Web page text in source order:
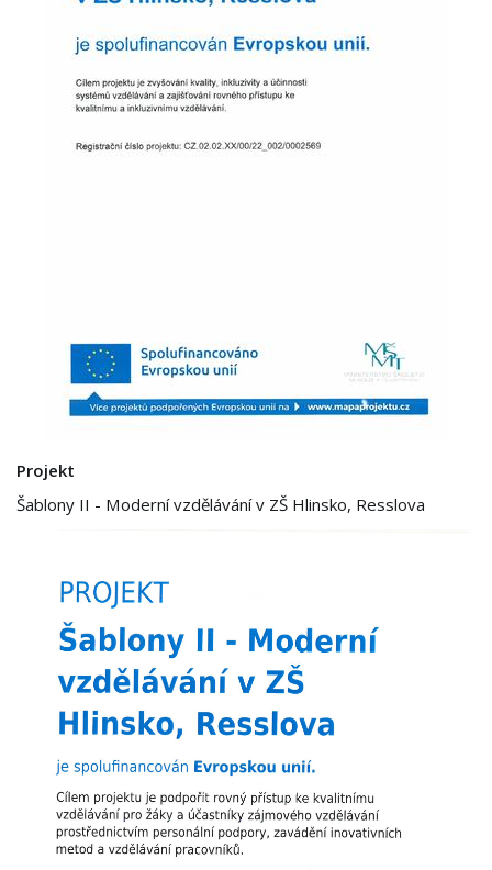
Projekt
Šablony II - Moderní vzdělávání v ZŠ Hlinsko, Resslova